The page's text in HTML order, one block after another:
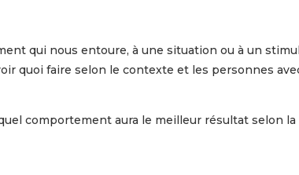
qui nous entoure, à une situation ou à un
quoi faire selon le contexte et les personnes
comportement aura le meilleur résultat selon